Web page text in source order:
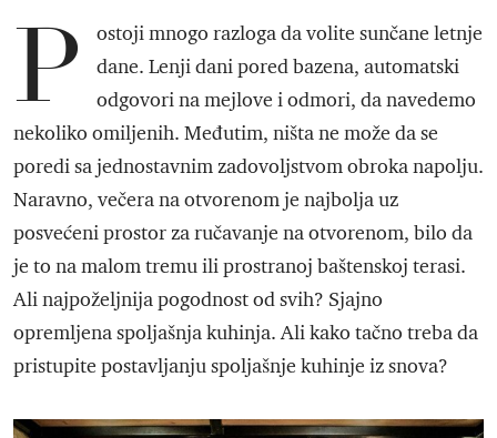
P
ostoji mnogo razloga da volite sunčane letnje
dane. Lenji dani pored bazena, automatski
odgovori na mejlove i odmori, da navedemo
nekoliko omiljenih. Međutim, ništa ne može da se
poredi sa jednostavnim zadovoljstvom obroka napolju.
Naravno, večera na otvorenom je najbolja uz
posvećeni prostor za ručavanje na otvorenom, bilo da
je to na malom tremu ili prostranoj baštenskoj terasi.
Ali najpoželjnija pogodnost od svih? Sjajno
opremljena spoljašnja kuhinja. Ali kako tačno treba da
pristupite postavljanju spoljašnje kuhinje iz snova?